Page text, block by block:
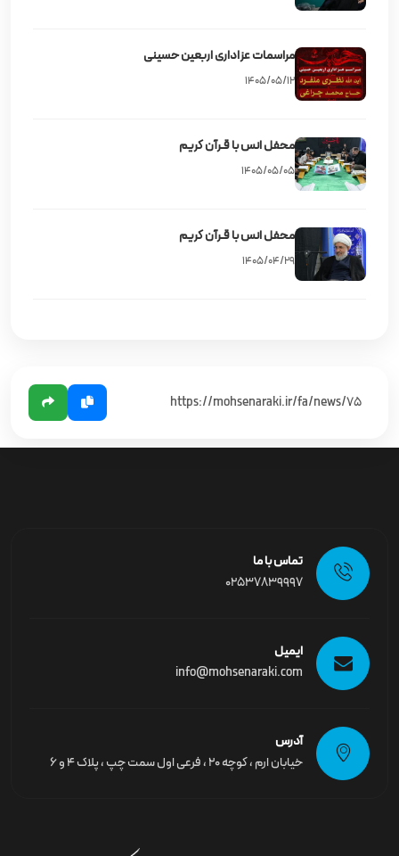
مراسمات عزاداری اربعین حسینی
۱۴۰۵/۰۵/۱۲
محفل انس با قـرآن کریم
۱۴۰۵/۰۵/۰۵
محفل انس با قـرآن کریم
۱۴۰۵/۰۴/۲۹
تماس با ما
02537839997
ایمیل
info@mohsenaraki.com
آدرس
خیابان ارم ، کوچه ۲۰ ، فرعی اول سمت چپ ، پلاک ۴ و ۶